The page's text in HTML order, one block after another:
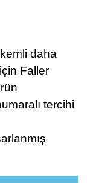
daha
Faller
tercihi